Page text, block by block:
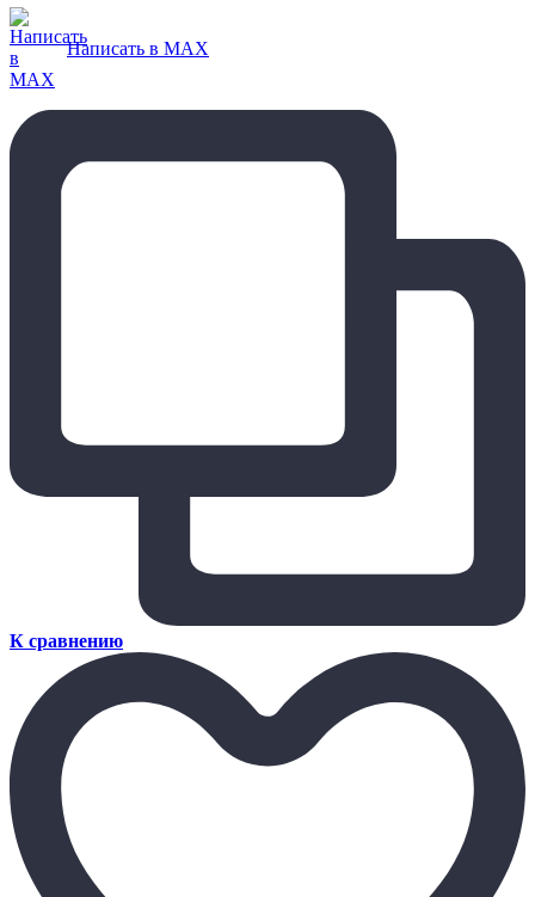
Написать в MAX
К сравнению